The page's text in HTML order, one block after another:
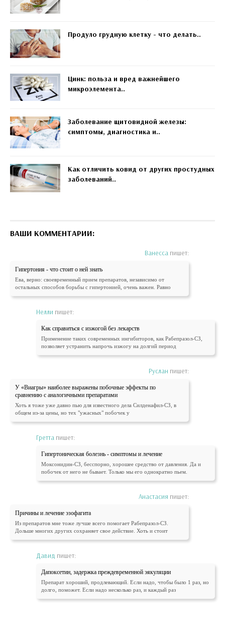
Продуло грудную клетку - что делать..
Цинк: польза и вред важнейшего
микроэлемента..
Заболевание щитовидной железы:
симптомы, диагностика и..
Как отличить ковид от других простудных
заболеваний..
ВАШИ КОММЕНТАРИИ:
Ванесса пишет:
Гипертония - что стоит о ней знать
Ева, верно: своевременный прием препаратов, независимо от
остальных способов борьбы с гипертонией, очень важен. Равно
Нелли пишет:
Как справиться с изжогой без лекарств
Применение таких современных ингибиторов, как Рабепразол-СЗ,
позволяет устранить напрочь изжогу на долгий период
Руслан пишет:
У «Виагры» наиболее выражены побочные эффекты по
сравнению с аналогичными препаратами
Хоть я тоже уже давно пью для известного дела Силденафил-СЗ, в
общем из-за цены, но тех "ужасных" побочек у
Гретта пишет:
Гипертоническая болезнь - симптомы и лечение
Моксонидин-СЗ, бесспорно, хорошее средство от давления. Да и
побочек от него не бывает. Только мы его однократно пьем.
Анастасия пишет:
Причины и лечение эзофагита
Из препаратов мне тоже лучше всего помогает Рабепразол-СЗ.
Дольше многих других сохраняет свое действие. Хоть и стоит
Давид пишет:
Дапоксетин, задержка преждевременной эякуляции
Препарат хороший, продлевающий. Если надо, чтобы было 1 раз, но
долго, поможет. Если надо несколько раз, и каждый раз